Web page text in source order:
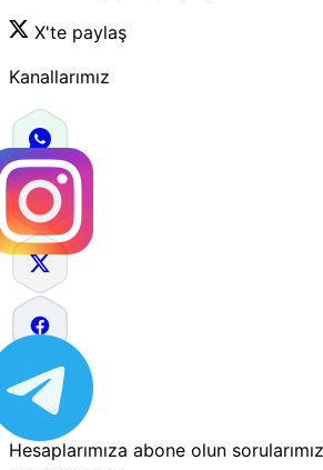
X'te paylaş
Kanallarımız
Hesaplarımıza abone olun